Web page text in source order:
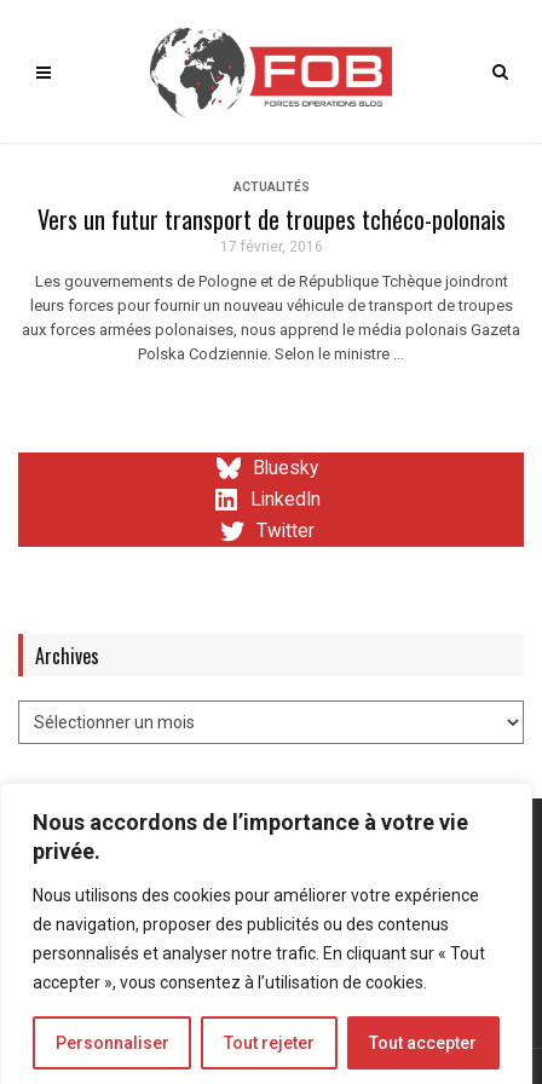
Nous accordons de l’importance à votre vie
privée.
Nous utilisons des cookies pour améliorer votre expérience
de navigation, proposer des publicités ou des contenus
personnalisés et analyser notre trafic. En cliquant sur « Tout
accepter », vous consentez à l’utilisation de cookies.
Personnaliser Tout rejeter Tout accepter
ACTUALITÉS
Vers un futur transport de troupes tchéco-polonais
17 février, 2016
Les gouvernements de Pologne et de République Tchèque joindront
leurs forces pour fournir un nouveau véhicule de transport de troupes
aux forces armées polonaises, nous apprend le média polonais Gazeta
Polska Codziennie. Selon le ministre ...
Bluesky
LinkedIn
Twitter
Archives
Mentions légales Politique de confidentialité
Bluesky
LinkedIn
Twitter
© Forces Operations Blog - 2022